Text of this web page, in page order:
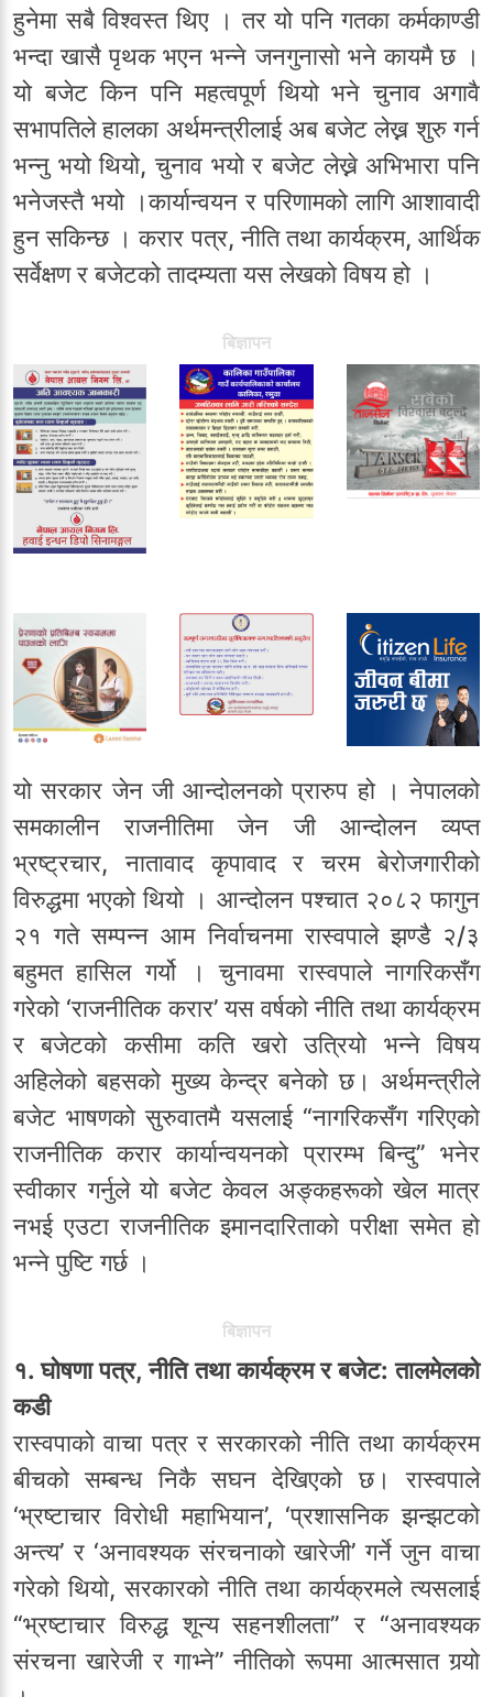
हुनेमा सबै विश्वस्त थिए । तर यो पनि गतका कर्मकाण्डी
भन्दा खासै पृथक भएन भन्ने जनगुनासो भने कायमै छ ।
यो बजेट किन पनि महत्वपूर्ण थियो भने चुनाव अगावै
सभापतिले हालका अर्थमन्त्रीलाई अब बजेट लेख्न शुरु गर्न
भन्नु भयो थियो, चुनाव भयो र बजेट लेख्ने अभिभारा पनि
भनेजस्तै भयो ।कार्यान्वयन र परिणामको लागि आशावादी
हुन सकिन्छ । करार पत्र, नीति तथा कार्यक्रम, आर्थिक
सर्वेक्षण र बजेटको तादम्यता यस लेखको विषय हो ।
बिज्ञापन
यो सरकार जेन जी आन्दोलनको प्रारुप हो । नेपालको
समकालीन राजनीतिमा जेन जी आन्दोलन व्यप्त
भ्रष्ट्रचार, नातावाद कृपावाद र चरम बेरोजगारीको
विरुद्धमा भएको थियो । आन्दोलन पश्चात २०८२ फागुन
२१ गते सम्पन्न आम निर्वाचनमा रास्वपाले झण्डै २/३
बहुमत हासिल गर्यो । चुनावमा रास्वपाले नागरिकसँग
गरेको ‘राजनीतिक करार’ यस वर्षको नीति तथा कार्यक्रम
र बजेटको कसीमा कति खरो उत्रियो भन्ने विषय
अहिलेको बहसको मुख्य केन्द्र बनेको छ। अर्थमन्त्रीले
बजेट भाषणको सुरुवातमै यसलाई “नागरिकसँग गरिएको
राजनीतिक करार कार्यान्वयनको प्रारम्भ बिन्दु” भनेर
स्वीकार गर्नुले यो बजेट केवल अङ्कहरूको खेल मात्र
नभई एउटा राजनीतिक इमानदारिताको परीक्षा समेत हो
भन्ने पुष्टि गर्छ ।
बिज्ञापन
१. घोषणा पत्र, नीति तथा कार्यक्रम र बजेट: तालमेलको
कडी
रास्वपाको वाचा पत्र र सरकारको नीति तथा कार्यक्रम
बीचको सम्बन्ध निकै सघन देखिएको छ। रास्वपाले
‘भ्रष्टाचार विरोधी महाभियान’, ‘प्रशासनिक झन्झटको
अन्त्य’ र ‘अनावश्यक संरचनाको खारेजी’ गर्ने जुन वाचा
गरेको थियो, सरकारको नीति तथा कार्यक्रमले त्यसलाई
“भ्रष्टाचार विरुद्ध शून्य सहनशीलता” र “अनावश्यक
संरचना खारेजी र गाभ्ने” नीतिको रूपमा आत्मसात गर्‍यो